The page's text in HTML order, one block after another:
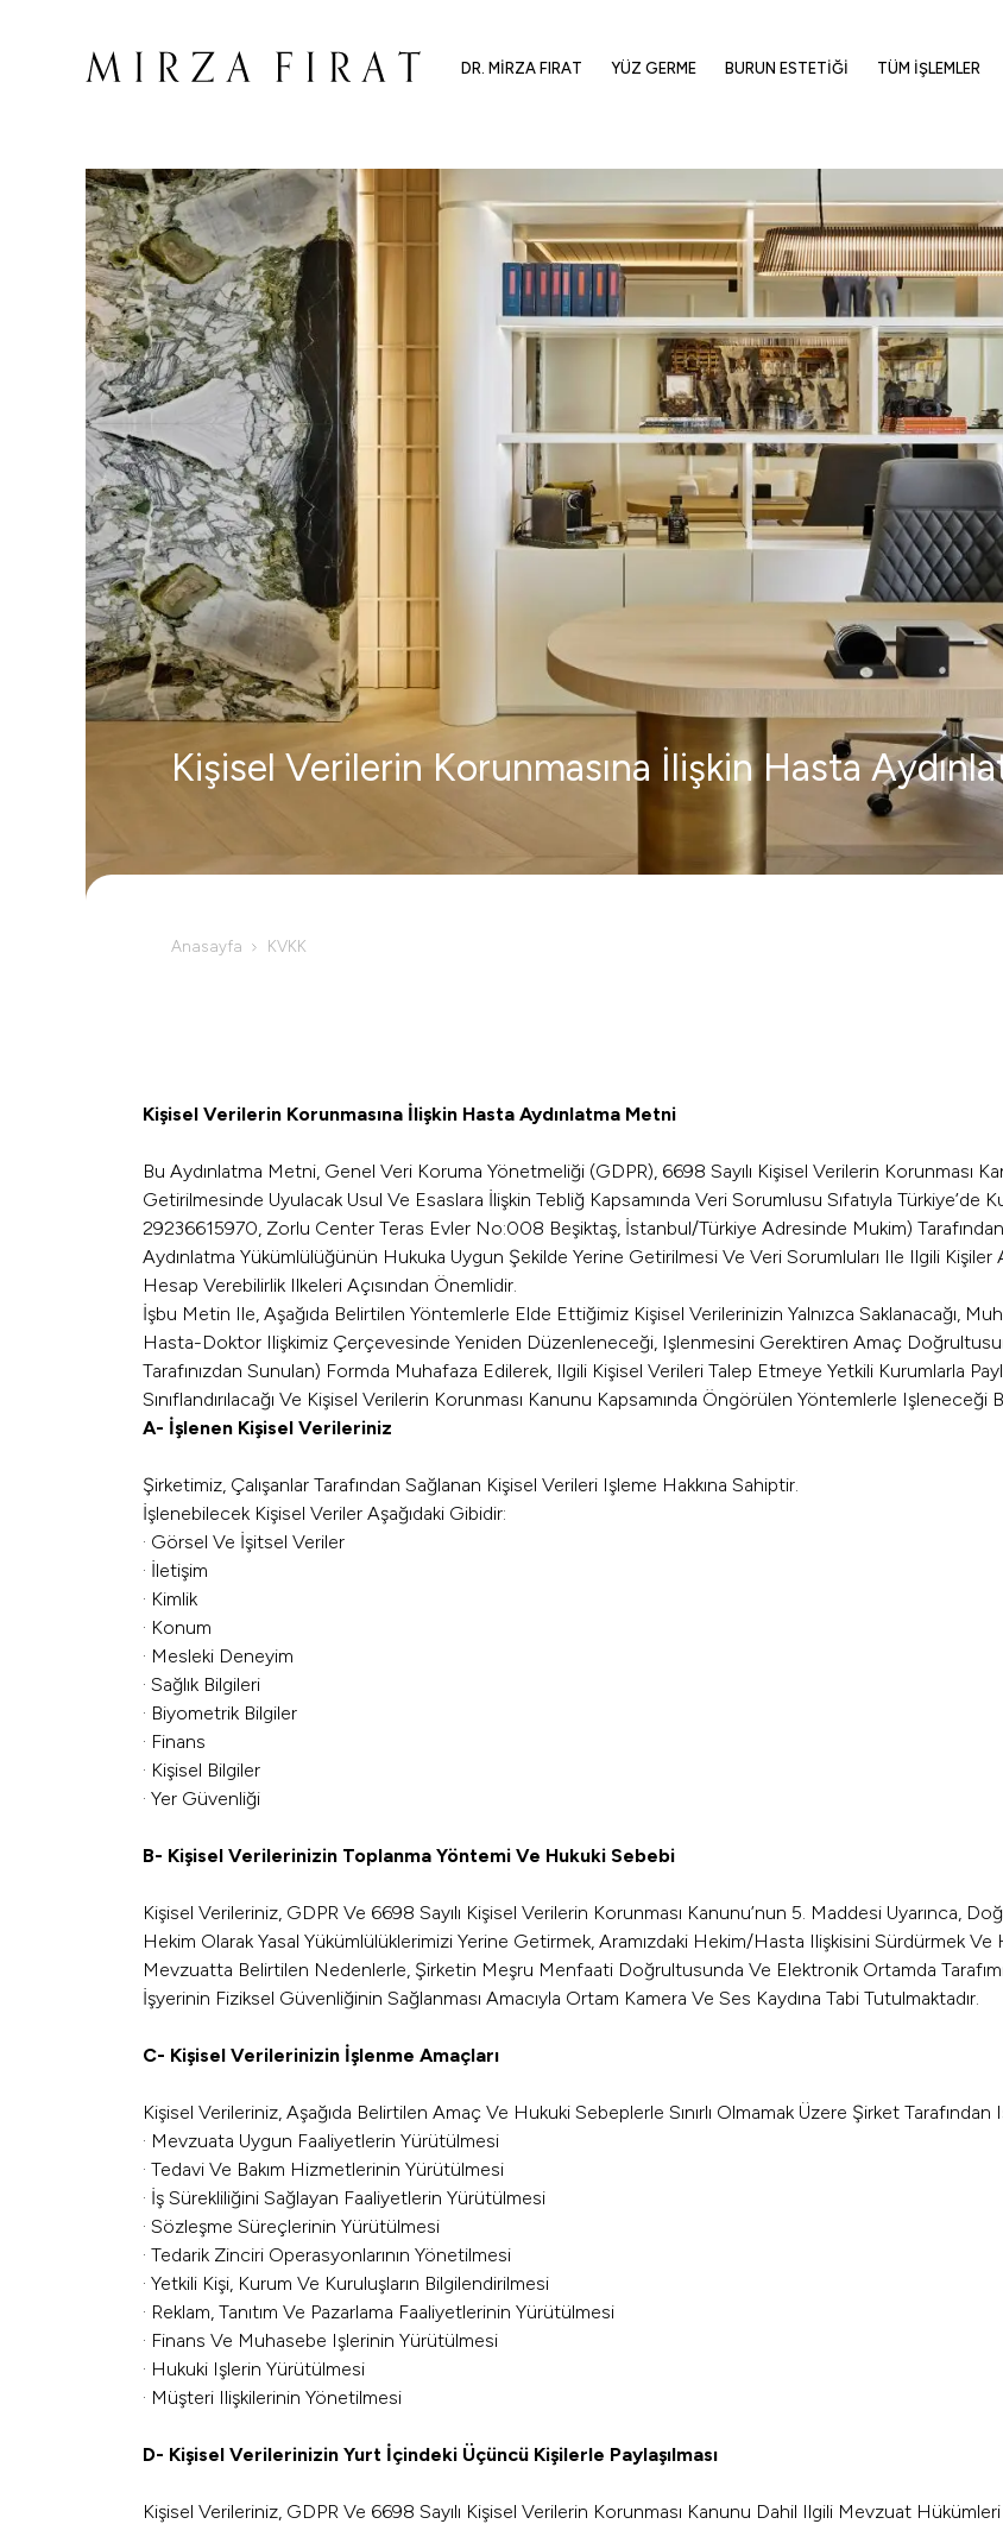
DR. MIRZA FIRAT YÜZ GERME BURUN ESTETIĞI TÜM İŞLEMLER
Kişisel Verilerin Korunmasına İlişkin Hasta
Anasayfa KVKK
Kişisel Verilerin Korunmasına İlişkin Hasta Aydınlatma Metni
Bu Aydınlatma Metni, Genel Veri Koruma Yönetmeliği (GDPR), 6698 Sayılı Kişisel Verilerin Korunması
Getirilmesinde Uyulacak Usul Ve Esaslara İlişkin Tebliğ Kapsamında Veri Sorumlusu Sıfatıyla Türkiye’de
29236615970, Zorlu Center Teras Evler No:008 Beşiktaş, İstanbul/Türkiye Adresinde Mukim) Tarafından
Aydınlatma Yükümlülüğünün Hukuka Uygun Şekilde Yerine Getirilmesi Ve Veri Sorumluları Ile Ilgili Kişiler
Hesap Verebilirlik Ilkeleri Açısından Önemlidir.
İşbu Metin Ile, Aşağıda Belirtilen Yöntemlerle Elde Ettiğimiz Kişisel Verilerinizin Yalnızca Saklanacağı,
Hasta-Doktor Ilişkimiz Çerçevesinde Yeniden Düzenleneceği, Işlenmesini Gerektiren Amaç
Tarafınızdan Sunulan) Formda Muhafaza Edilerek, Ilgili Kişisel Verileri Talep Etmeye Yetkili Kurumlarla
Sınıflandırılacağı Ve Kişisel Verilerin Korunması Kanunu Kapsamında Öngörülen Yöntemlerle Işleneceği
A- İşlenen Kişisel Verileriniz
Şirketimiz, Çalışanlar Tarafından Sağlanan Kişisel Verileri Işleme Hakkına Sahiptir.
İşlenebilecek Kişisel Veriler Aşağıdaki Gibidir:
· Görsel Ve İşitsel Veriler
· İletişim
· Kimlik
· Konum
· Mesleki Deneyim
· Sağlık Bilgileri
· Biyometrik Bilgiler
· Finans
· Kişisel Bilgiler
· Yer Güvenliği
B- Kişisel Verilerinizin Toplanma Yöntemi Ve Hukuki Sebebi
Kişisel Verileriniz, GDPR Ve 6698 Sayılı Kişisel Verilerin Korunması Kanunu’nun 5. Maddesi Uyarınca,
Hekim Olarak Yasal Yükümlülüklerimizi Yerine Getirmek, Aramızdaki Hekim/hasta Ilişkisini Sürdürmek Ve
Mevzuatta Belirtilen Nedenlerle, Şirketin Meşru Menfaati Doğrultusunda Ve Elektronik Ortamda
İşyerinin Fiziksel Güvenliğinin Sağlanması Amacıyla Ortam Kamera Ve Ses Kaydına Tabi Tutulmaktadır.
C- Kişisel Verilerinizin İşlenme Amaçları
Kişisel Verileriniz, Aşağıda Belirtilen Amaç Ve Hukuki Sebeplerle Sınırlı Olmamak Üzere Şirket Tarafından
· Mevzuata Uygun Faaliyetlerin Yürütülmesi
· Tedavi Ve Bakım Hizmetlerinin Yürütülmesi
· İş Sürekliliğini Sağlayan Faaliyetlerin Yürütülmesi
· Sözleşme Süreçlerinin Yürütülmesi
· Tedarik Zinciri Operasyonlarının Yönetilmesi
· Yetkili Kişi, Kurum Ve Kuruluşların Bilgilendirilmesi
· Reklam, Tanıtım Ve Pazarlama Faaliyetlerinin Yürütülmesi
· Finans Ve Muhasebe Işlerinin Yürütülmesi
· Hukuki Işlerin Yürütülmesi
· Müşteri Ilişkilerinin Yönetilmesi
D- Kişisel Verilerinizin Yurt İçindeki Üçüncü Kişilerle Paylaşılması
Kişisel Verileriniz, GDPR Ve 6698 Sayılı Kişisel Verilerin Korunması Kanunu Dahil Ilgili Mevzuat